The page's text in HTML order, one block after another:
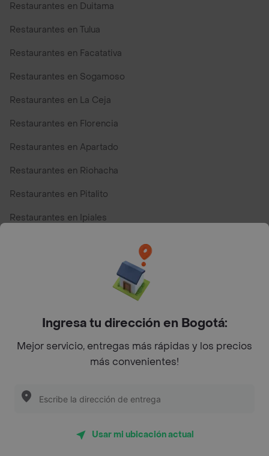
Restaurantes en Duitama
Restaurantes en Tulua
Restaurantes en Facatativa
Restaurantes en Sogamoso
Restaurantes en La Ceja
Restaurantes en Florencia
Restaurantes en Apartado
Restaurantes en Riohacha
Restaurantes en Pitalito
Restaurantes en Ipiales
Top Marcas y Cadenas de Restaurantes
Encuéntranos en estos países
App Store Google play
Restaurantes cerca de mi para pedir Comida a Domicilio -
Ingresa tu dirección en Bogotá:
Mejor servicio, entregas más rápidas y los precios
más convenientes!
Usar mi ubicación actual